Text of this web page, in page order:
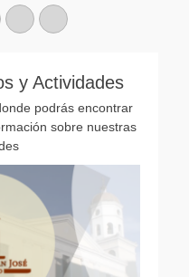
Instagram
Teléfono
y Actividades
podrás encontrar
sobre nuestras